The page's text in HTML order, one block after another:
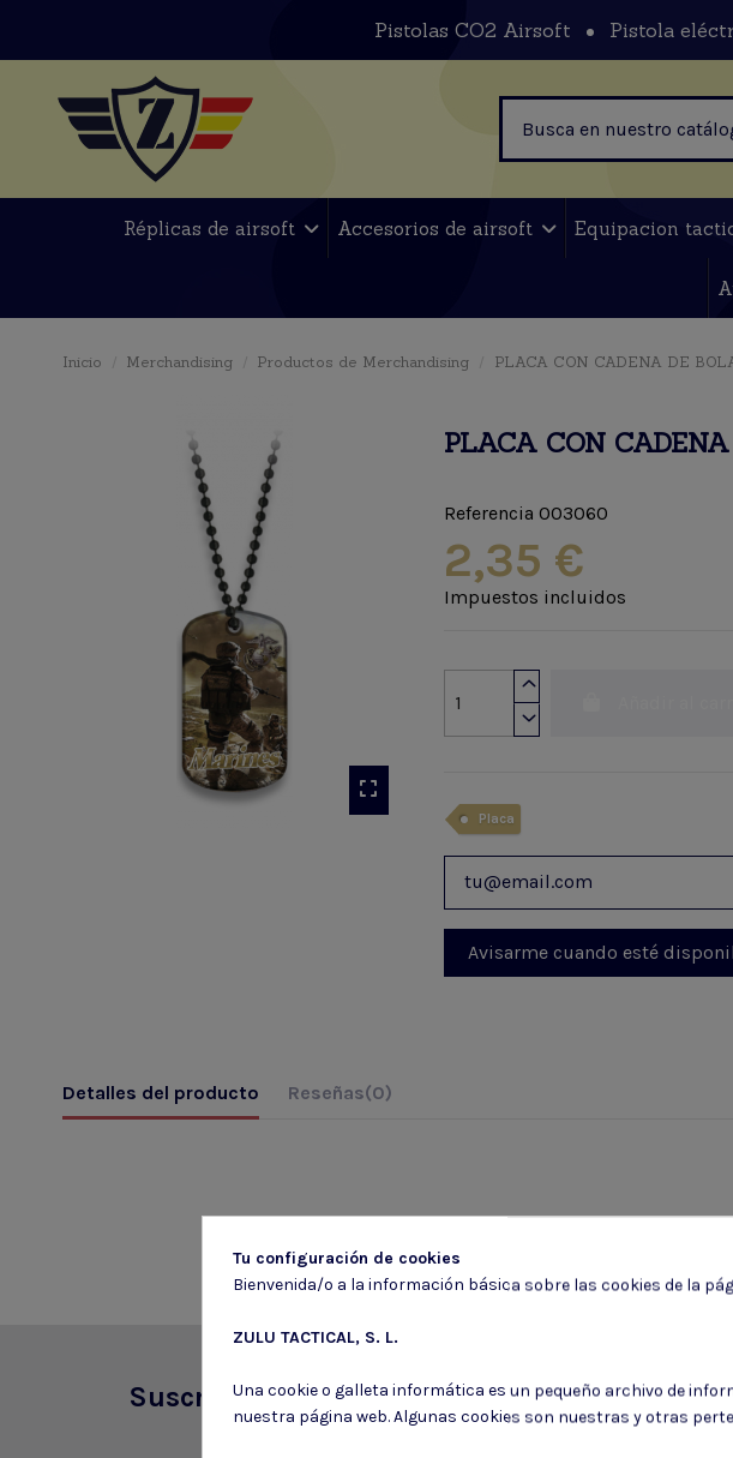
Pistolas CO2 Airsoft Pistola
Réplicas de airsoft Accesorios de airsoft Equipacion
Inicio Merchandising Productos de Merchandising PLACA CON CADENA DE
PLACA CON
Referencia 003060
2,35 €
Impuestos incluidos
Placa
Detalles del producto Reseñas(0)
Suscríbete a nuestro boletín
Tu configuración de cookies
Bienvenida/o a la información básica sobre las cookies de la
ZULU TACTICAL, S. L.
Una cookie o galleta informática es un pequeño archivo de
nuestra página web. Algunas cookies son nuestras y otras